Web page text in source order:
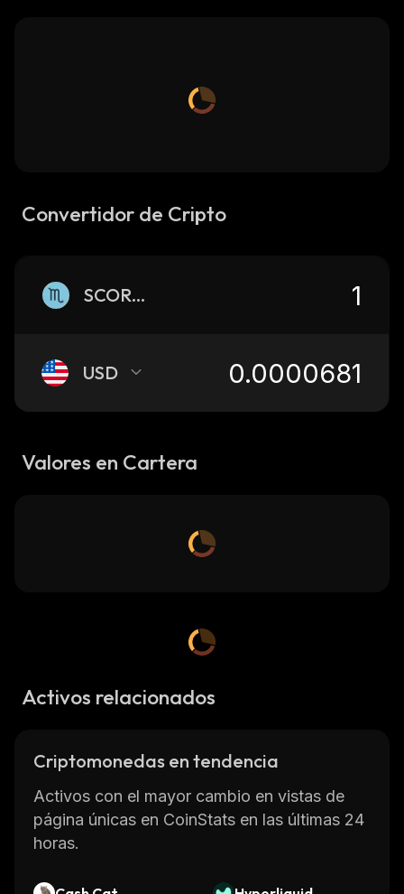
Convertidor de Cripto
SCORPIO
USD
Valores en Cartera
Activos relacionados
Criptomonedas en tendencia
Activos con el mayor cambio en vistas de
página únicas en CoinStats en las últimas 24
horas.